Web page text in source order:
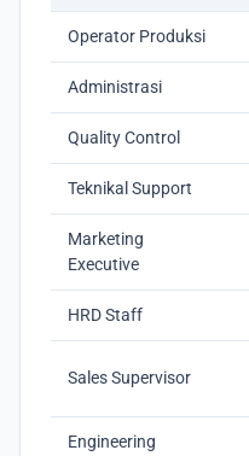
Operator Produksi
Administrasi
Quality Control
Teknikal Support
Marketing
Executive
HRD Staff
Sales Supervisor
Engineering